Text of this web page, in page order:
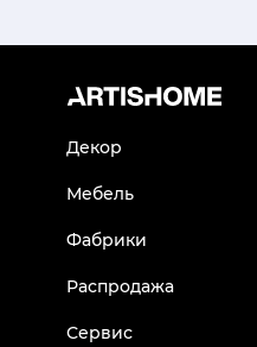
Декор
Мебель
Фабрики
Распродажа
Сервис